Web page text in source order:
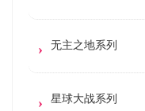
无主之地系列
星球大战系列